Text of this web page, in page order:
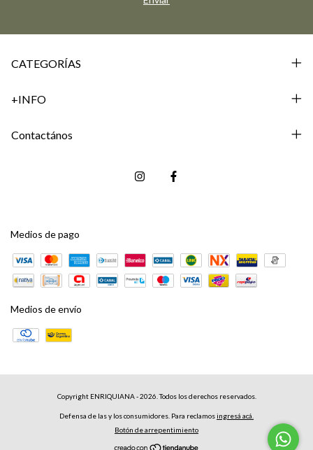
CATEGORÍAS
+INFO
Contactános
Medios de pago
Medios de envío
Copyright ENRIQUIANA - 2026. Todos los derechos reservados.
Defensa de las y los consumidores. Para reclamosingresá acá.
Botón de arrepentimiento